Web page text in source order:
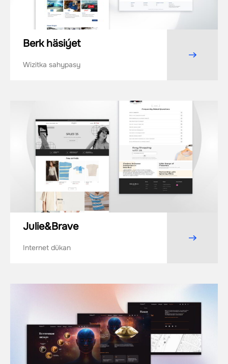
Berk häsiýet
Wizitka sahypasy
Julie&Brave
Internet dükan